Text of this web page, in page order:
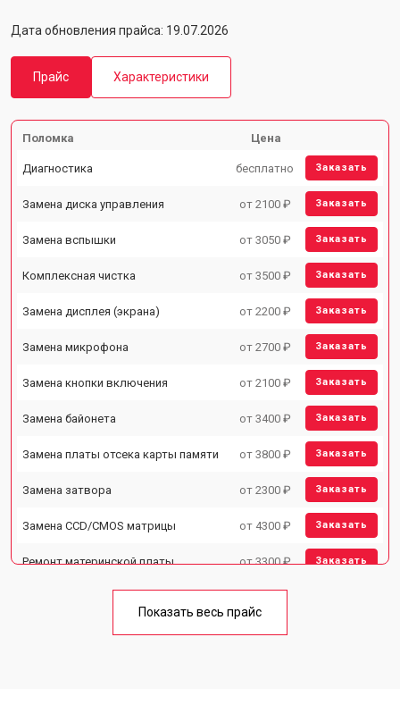
Дата обновления прайса: 19.07.2026
Прайс Характеристики
Поломка Цена
Диагностика бесплатно Заказать
Замена диска управления от 2100 ₽ Заказать
Замена вспышки от 3050 ₽ Заказать
Комплексная чистка от 3500 ₽ Заказать
Замена дисплея (экрана) от 2200 ₽ Заказать
Замена микрофона от 2700 ₽ Заказать
Замена кнопки включения от 2100 ₽ Заказать
Замена байонета от 3400 ₽ Заказать
Замена платы отсека карты памяти от 3800 ₽ Заказать
Замена затвора от 2300 ₽ Заказать
Замена CCD/CMOS матрицы от 4300 ₽ Заказать
Ремонт материнской платы от 3300 ₽ Заказать
Показать весь прайс